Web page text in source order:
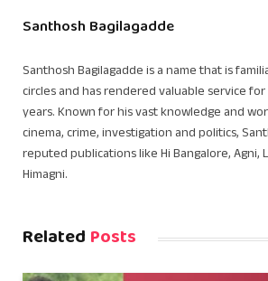
Santhosh Bagilagadde
Santhosh Bagilagadde is a name that is
circles and has rendered valuable service
years. Known for his vast knowledge and
cinema, crime, investigation and politics,
reputed publications like Hi Bangalore, Agni,
Himagni.
Related Posts